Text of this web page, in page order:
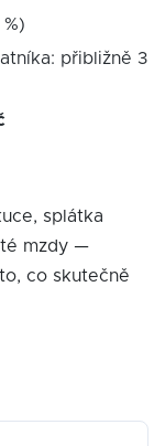
přibližně 3
splátka
mzdy —
co skutečně